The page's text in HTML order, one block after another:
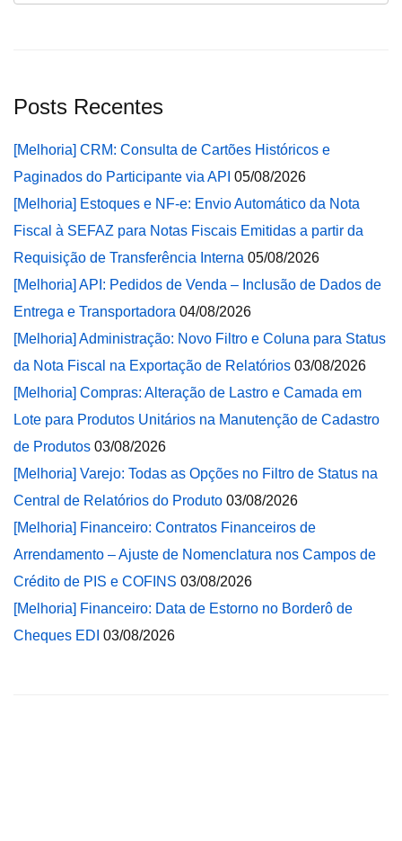
Posts Recentes
[Melhoria] CRM: Consulta de Cartões Históricos e
Paginados do Participante via API 05/08/2026
[Melhoria] Estoques e NF-e: Envio Automático da Nota
Fiscal à SEFAZ para Notas Fiscais Emitidas a partir da
Requisição de Transferência Interna 05/08/2026
[Melhoria] API: Pedidos de Venda – Inclusão de Dados de
Entrega e Transportadora 04/08/2026
[Melhoria] Administração: Novo Filtro e Coluna para Status
da Nota Fiscal na Exportação de Relatórios 03/08/2026
[Melhoria] Compras: Alteração de Lastro e Camada em
Lote para Produtos Unitários na Manutenção de Cadastro
de Produtos 03/08/2026
[Melhoria] Varejo: Todas as Opções no Filtro de Status na
Central de Relatórios do Produto 03/08/2026
[Melhoria] Financeiro: Contratos Financeiros de
Arrendamento – Ajuste de Nomenclatura nos Campos de
Crédito de PIS e COFINS 03/08/2026
[Melhoria] Financeiro: Data de Estorno no Borderô de
Cheques EDI 03/08/2026